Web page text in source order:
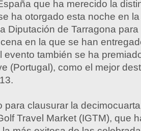
que ha merecido la
ha otorgado esta noche en
Diputación de Tarragona
en la que se han
evento también se ha
(Portugal), como el mejor
para clausurar la
Travel Market (IGTM), que